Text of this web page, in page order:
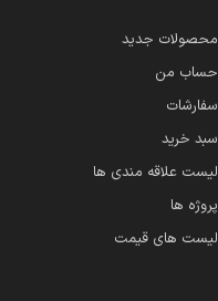
محصولات جدید
حساب من
سفارشات
سبد خرید
لیست علاقه مندی ها
پروژه ها
لیست های قیمت